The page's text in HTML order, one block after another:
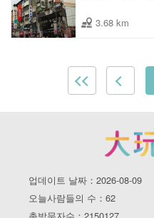
3.68 km
업데이트 날짜：2026-08-09
오늘사람들의 수：62